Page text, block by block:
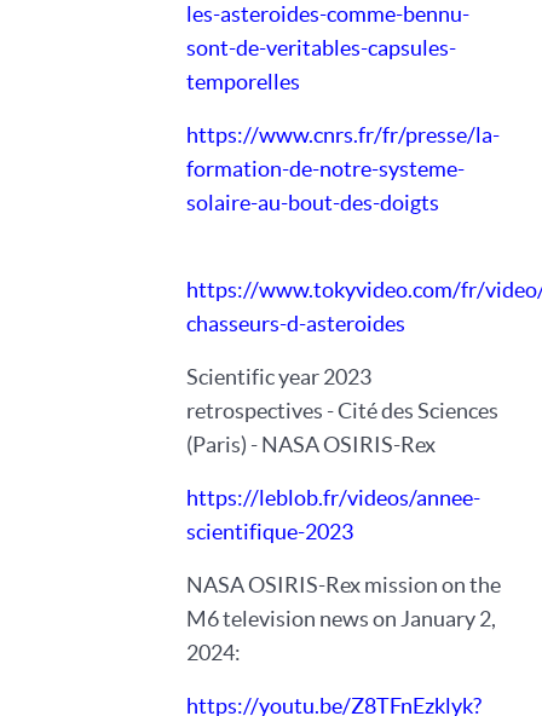
les-asteroides-comme-bennu-
sont-de-veritables-capsules-
temporelles
https://www.cnrs.fr/fr/presse/la-
formation-de-notre-systeme-
solaire-au-bout-des-doigts
https://www.tokyvideo.com/fr/
chasseurs-d-asteroides
Scientific year 2023
retrospectives - Cité des Sciences
(Paris) - NASA OSIRIS-Rex
https://leblob.fr/videos/annee-
scientifique-2023
NASA OSIRIS-Rex mission on the
M6 television news on January 2,
2024:
https://youtu.be/Z8TFnEzklyk?